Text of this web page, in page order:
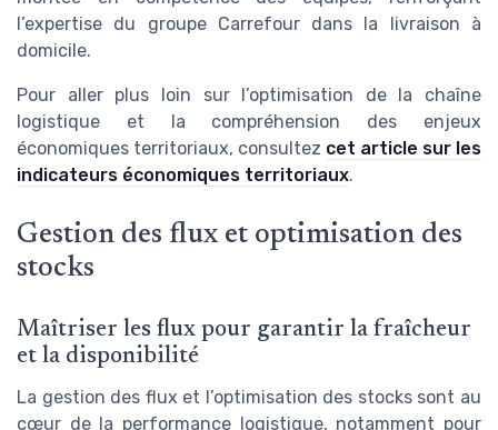
l’expertise du groupe Carrefour dans la livraison à
domicile.
Pour aller plus loin sur l’optimisation de la chaîne
logistique et la compréhension des enjeux
économiques territoriaux, consultez cet article sur les
indicateurs économiques territoriaux.
Gestion des flux et optimisation des
stocks
Maîtriser les flux pour garantir la fraîcheur
et la disponibilité
La gestion des flux et l’optimisation des stocks sont au
cœur de la performance logistique, notamment pour